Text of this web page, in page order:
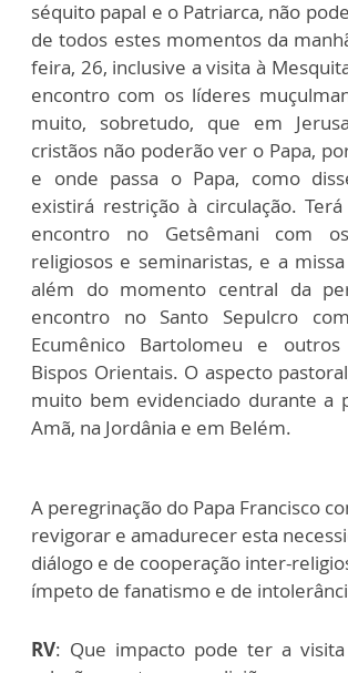
séquito papal e o Patriarca, não
de todos estes momentos da
feira, 26, inclusive a visita à
encontro com os líderes
muito, sobretudo, que em
cristãos não poderão ver o Papa,
e onde passa o Papa, como
existirá restrição à circulação.
encontro no Getsêmani com
religiosos e seminaristas, e a
além do momento central da
encontro no Santo Sepulcro
Ecumênico Bartolomeu e
Bispos Orientais. O aspecto
muito bem evidenciado durante a
Amã, na Jordânia e em Belém.
A peregrinação do Papa Francisco
revigorar e amadurecer esta
diálogo e de cooperação inter-
ímpeto de fanatismo e de
RV: Que impacto pode ter a